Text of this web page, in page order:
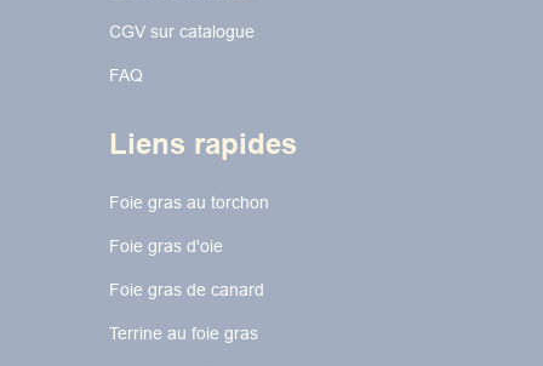
CGV sur catalogue
FAQ
Liens rapides
Foie gras au torchon​​​​
Foie gras d'oie
Foie gras de canard
Terrine au foie gras